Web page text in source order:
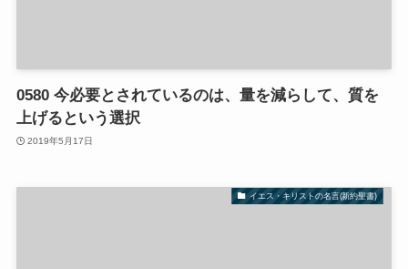
0580 今必要とされているのは、量を減らして、質を
上げるという選択
2019年5月17日
イエス・キリストの名言(新約聖書)